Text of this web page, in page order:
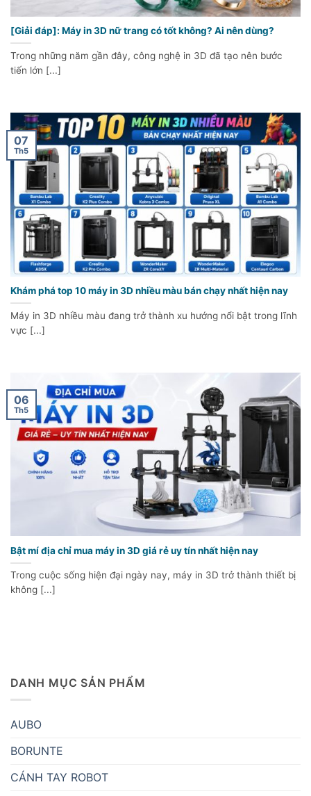
[Giải đáp]: Máy in 3D nữ trang có tốt không? Ai nên dùng?
Trong những năm gần đây, công nghệ in 3D đã tạo nên bước
tiến lớn [...]
Khám phá top 10 máy in 3D nhiều màu bán chạy nhất hiện nay
Máy in 3D nhiều màu đang trở thành xu hướng nổi bật trong lĩnh
vực [...]
07
Th5
Bật mí địa chỉ mua máy in 3D giá rẻ uy tín nhất hiện nay
Trong cuộc sống hiện đại ngày nay, máy in 3D trở thành thiết bị
không [...]
06
Th5
DANH MỤC SẢN PHẨM
AUBO
BORUNTE
CÁNH TAY ROBOT